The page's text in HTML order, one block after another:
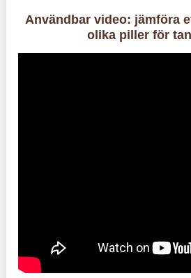
Användbar video: jämföra
olika piller för